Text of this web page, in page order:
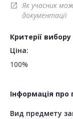
open_in_new
Як учасник
документації
Критерії
Ціна:
100%
Інформація про
Вид предмету